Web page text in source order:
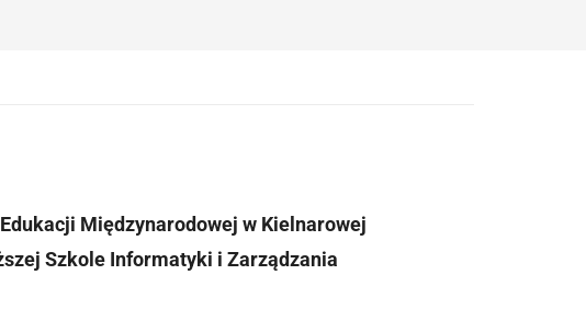
Międzynarodowej w Kielnarowej
Szkole Informatyki i Zarządzania